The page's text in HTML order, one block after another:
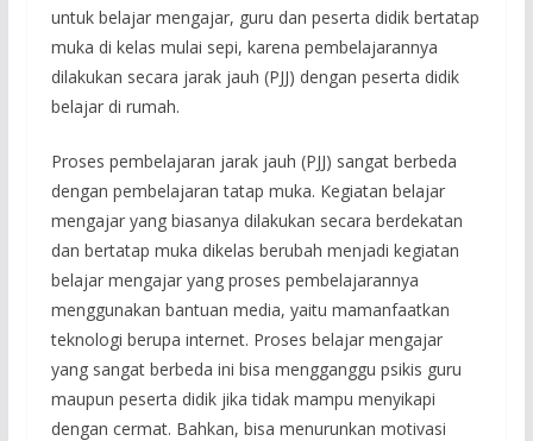
untuk belajar mengajar, guru dan peserta didik bertatap
muka di kelas mulai sepi, karena pembelajarannya
dilakukan secara jarak jauh (PJJ) dengan peserta didik
belajar di rumah.
Proses pembelajaran jarak jauh (PJJ) sangat berbeda
dengan pembelajaran tatap muka. Kegiatan belajar
mengajar yang biasanya dilakukan secara berdekatan
dan bertatap muka dikelas berubah menjadi kegiatan
belajar mengajar yang proses pembelajarannya
menggunakan bantuan media, yaitu mamanfaatkan
teknologi berupa internet. Proses belajar mengajar
yang sangat berbeda ini bisa mengganggu psikis guru
maupun peserta didik jika tidak mampu menyikapi
dengan cermat. Bahkan, bisa menurunkan motivasi